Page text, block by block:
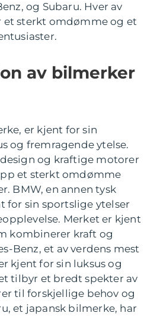
og Subaru. Hver av
et sterkt omdømme og et
av bilmerker
er kjent for sin
og fremragende ytelse.
og kraftige motorer
et sterkt omdømme
BMW, en annen tysk
for sin sportslige ytelser
Merket er kjent
kombinerer kraft og
Benz, et av verdens mest
kjent for sin luksus og
tilbyr et bredt spekter av
til forskjellige behov og
et japansk bilmerke, har